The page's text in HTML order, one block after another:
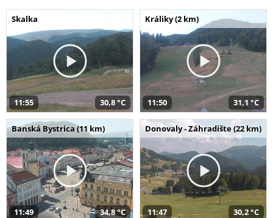
Skalka
11:55 30,8 °C
Králiky (2 km)
11:50 31,1 °C
Banská Bystrica (11 km)
11:49 34,8 °C
Donovaly - Záhradište (22 km)
11:47 30,2 °C